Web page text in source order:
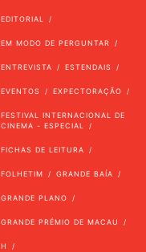
EDITORIAL
EM MODO DE PERGUNTAR
ENTREVISTA ESTENDAIS
EVENTOS EXPECTORAÇÃO
FESTIVAL INTERNACIONAL DE
CINEMA - ESPECIAL
FICHAS DE LEITURA
FOLHETIM GRANDE BAÍA
GRANDE PLANO
GRANDE PRÉMIO DE MACAU
H